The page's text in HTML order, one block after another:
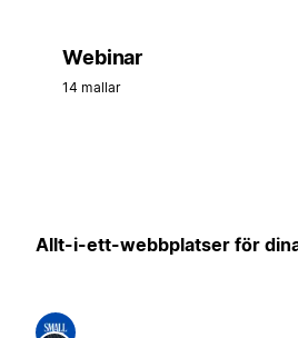
Webinar
14 mallar
Allt-i-ett-webbplatser för